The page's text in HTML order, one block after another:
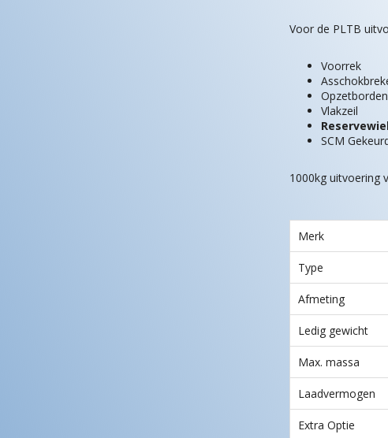
Voor de PLTB
Voorrek
Opzetborden
Vlakzeil
SCM
1000kg uitvoering
Merk
Type
Afmeting
Ledig gewicht
Max. massa
Laadvermogen
Extra Optie